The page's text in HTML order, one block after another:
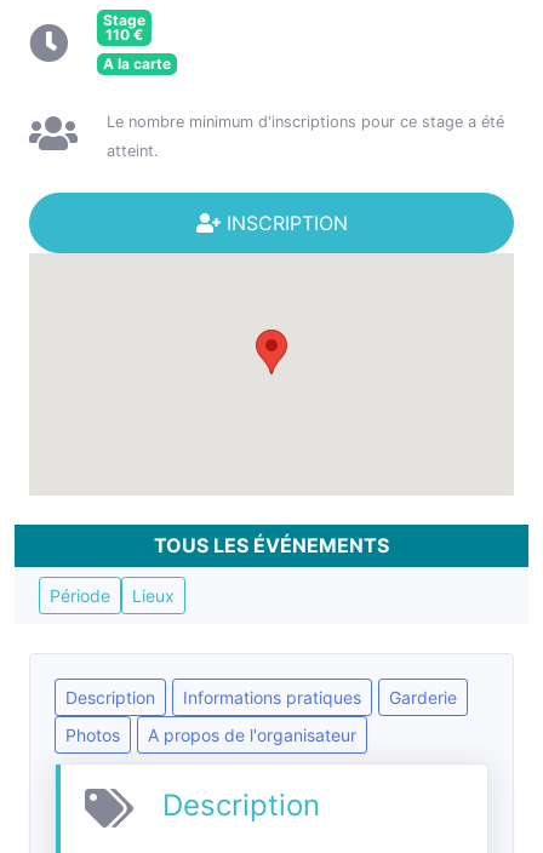
Stage
110€
A la carte
Le nombre minimum d'inscriptions pour ce stage a été
atteint.
INSCRIPTION
TOUS LES ÉVÉNEMENTS
Période Lieux
Description Informations pratiques
Garderie
Photos
A propos de l'organisateur
Description